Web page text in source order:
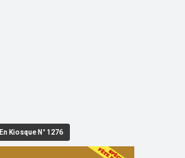
En Kiosque N° 1276